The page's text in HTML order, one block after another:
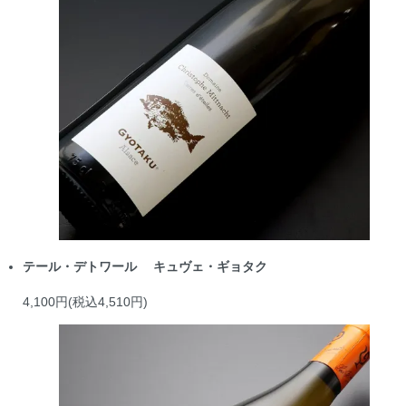
テール・デトワール キュヴェ・ギョタク
4,100円(税込4,510円)